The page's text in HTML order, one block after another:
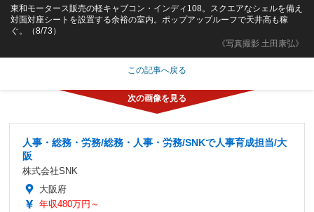
《写真撮影 土田康弘》
東和モータース販売の軽キャブコン・インディ108。スクエアなシェルを備え
対面対座シートを設置する余裕の室内。ポップアップルーフで天井高も稼
ぐ。（8/73）
この記事へ戻る
人事・総務・労務/総務・人事・労務/SNKで人事育成担当/大
阪
株式会社SNK
大阪府
年収480万円～